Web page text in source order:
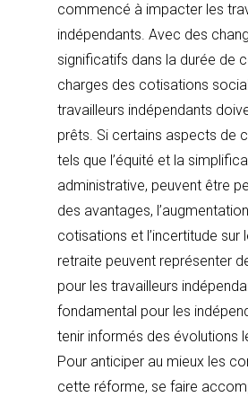
commencé à impacter les
indépendants. Avec des
significatifs dans la durée de
charges des cotisations
travailleurs indépendants
prêts. Si certains aspects de
tels que l’équité et la
administrative, peuvent être
des avantages,
cotisations et l’incertitude sur
retraite peuvent représenter
pour les travailleurs
fondamental pour les
tenir informés des évolutions
Pour anticiper au mieux les
cette réforme, se faire